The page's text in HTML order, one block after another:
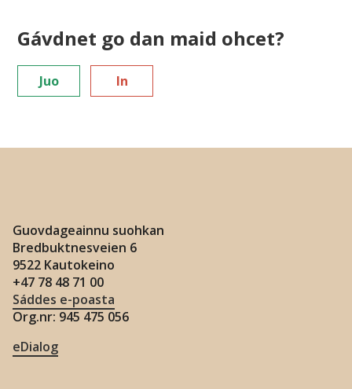
Gávdnet go dan maid ohcet?
Juo In
Guovdageainnu suohkan
Bredbuktnesveien 6
9522 Kautokeino
+47 78 48 71 00
Sáddes e-poasta
Org.nr: 945 475 056
eDialog